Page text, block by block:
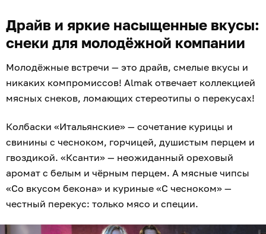
Драйв и яркие насыщенные вкусы:
снеки для молодёжной компании
Молодёжные встречи — это драйв, смелые вкусы и
никаких компромиссов! Almak отвечает коллекцией
мясных снеков, ломающих стереотипы о перекусах!
Колбаски «Итальянские» — сочетание курицы и
свинины с чесноком, горчицей, душистым перцем и
гвоздикой. «Ксанти» — неожиданный ореховый
аромат с белым и чёрным перцем. А мясные чипсы
«Со вкусом бекона» и куриные «С чесноком» —
честный перекус: только мясо и специи.